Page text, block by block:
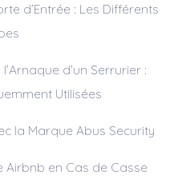
d’Entrée : Les Différents
d’un Serrurier :
Utilisées
la Marque Abus Security
Airbnb en Cas de Casse